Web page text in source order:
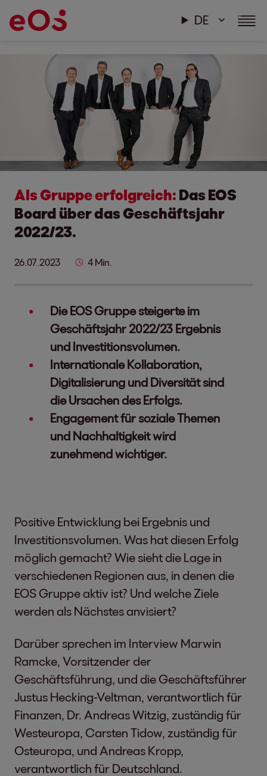
DE
Als Gruppe erfolgreich: Das EOS
Board über das Geschäftsjahr
2022/23.
26.07.2023 4 Min.
Die EOS Gruppe steigerte im
Geschäftsjahr 2022/23 Ergebnis
und Investitionsvolumen.
Internationale Kollaboration,
Digitalisierung und Diversität sind
die Ursachen des Erfolgs.
Engagement für soziale Themen
und Nachhaltigkeit wird
zunehmend wichtiger.
Positive Entwicklung bei Ergebnis und
Investitionsvolumen. Was hat diesen Erfolg
möglich gemacht? Wie sieht die Lage in
verschiedenen Regionen aus, in denen die
EOS Gruppe aktiv ist? Und welche Ziele
werden als Nächstes anvisiert?
Darüber sprechen im Interview Marwin
Ramcke, Vorsitzender der
Geschäftsführung, und die Geschäftsführer
Justus Hecking-Veltman, verantwortlich für
Finanzen, Dr. Andreas Witzig, zuständig für
Westeuropa, Carsten Tidow, zuständig für
Osteuropa, und Andreas Kropp,
verantwortlich für Deutschland.